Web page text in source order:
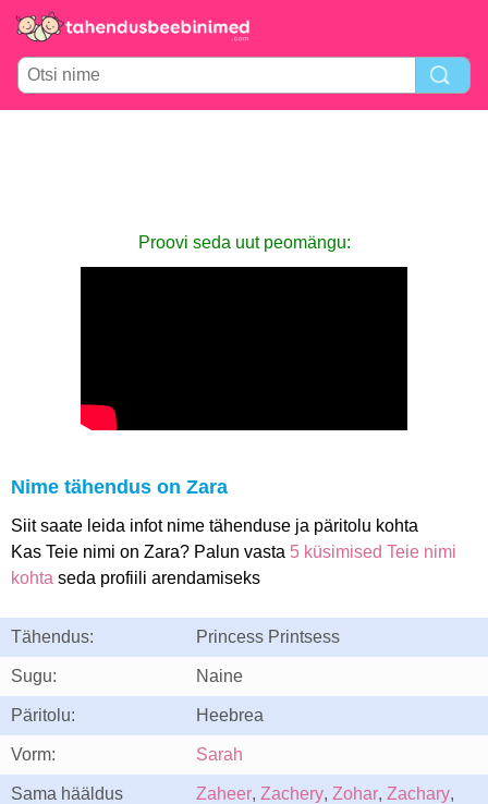
Proovi seda uut peomängu:
Nime tähendus on Zara
Siit saate leida infot nime tähenduse ja päritolu kohta
Kas Teie nimi on Zara? Palun vasta 5 küsimised Teie nimi
kohta seda profiili arendamiseks
Tähendus: Princess Printsess
Sugu: Naine
Päritolu: Heebrea
Vorm: Sarah
Sama hääldus
Zaheer, Zachery, Zohar, Zachary,